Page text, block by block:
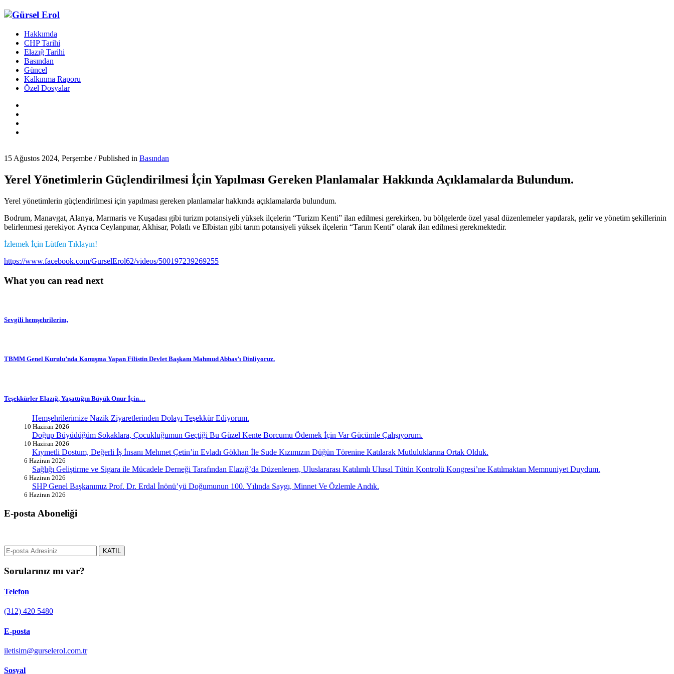
Hakkımda
CHP Tarihi
Elazığ Tarihi
Basından
Güncel
Kalkınma Raporu
Özel Dosyalar
15 Ağustos 2024, Perşembe /Published in Basından
Yerel Yönetimlerin Güçlendirilmesi İçin Yapılması Gereken Planlamalar Hakkında Açıklamalarda Bulundum.
Yerel yönetimlerin güçlendirilmesi için yapılması gereken planlamalar hakkında açıklamalarda bulundum.
Bodrum, Manavgat, Alanya, Marmaris ve Kuşadası gibi turizm potansiyeli yüksek ilçelerin “Turizm Kenti” ilan edilmesi gerekirken, bu bölgelerde özel yasal düzenlemeler yapılarak, gelir ve yönetim şekillerinin
belirlenmesi gerekiyor. Ayrıca Ceylanpınar, Akhisar, Polatlı ve Elbistan gibi tarım potansiyeli yüksek ilçelerin “Tarım Kenti” olarak ilan edilmesi gerekmektedir.
İzlemek İçin Lütfen Tıklayın!
https://www.facebook.com/GurselErol62/videos/500197239269255
What you can read next
Sevgili hemşehrilerim,
TBMM Genel Kurulu’nda Konuşma Yapan Filistin Devlet Başkanı Mahmud Abbas’ı Dinliyoruz.
Teşekkürler Elazığ, Yaşattığın Büyük Onur İçin…
Hemşehrilerimize Nazik Ziyaretlerinden Dolayı Teşekkür Ediyorum.
10 Haziran 2026
Doğup Büyüdüğüm Sokaklara, Çocukluğumun Geçtiği Bu Güzel Kente Borcumu Ödemek İçin Var Gücümle Çalışıyorum.
10 Haziran 2026
Kıymetli Dostum, Değerli İş İnsanı Mehmet Çetin’in Evladı Gökhan İle Sude Kızımızın Düğün Törenine Katılarak Mutluluklarına Ortak Olduk.
6 Haziran 2026
Sağlığı Geliştirme ve Sigara ile Mücadele Derneği Tarafından Elazığ’da Düzenlenen, Uluslararası Katılımlı Ulusal Tütün Kontrolü Kongresi’ne Katılmaktan Memnuniyet Duydum.
6 Haziran 2026
SHP Genel Başkanımız Prof. Dr. Erdal İnönü’yü Doğumunun 100. Yılında Saygı, Minnet Ve Özlemle Andık.
6 Haziran 2026
E-posta Aboneliği
KATIL
Sorularınız mı var?
Telefon
(312) 420 5480
E-posta
iletisim@gurselerol.com.tr
Sosyal